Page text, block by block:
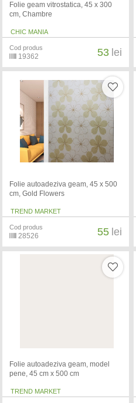
Folie geam vitrostatica, 45 x 300
cm, Chambre
CHIC MANIA
Cod produs
19362 53 lei
Folie autoadeziva geam, 45 x 500
cm, Gold Flowers
TREND MARKET
Cod produs
28526 55 lei
Folie autoadeziva geam, model
pene, 45 cm x 500 cm
TREND MARKET